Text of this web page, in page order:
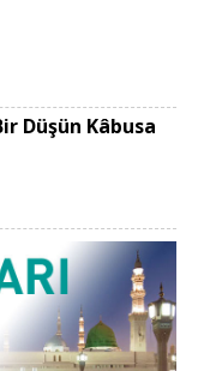
Düşün Kâbusa